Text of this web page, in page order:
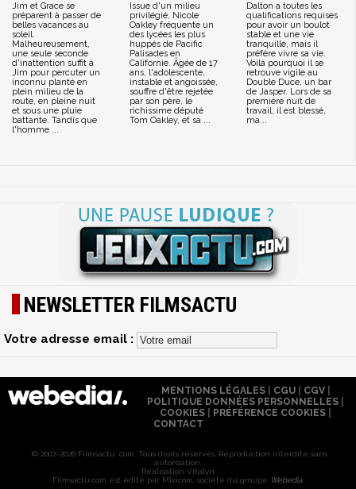
Jim et Grace se
préparent à passer de
belles vacances au
soleil.
Malheureusement,
une seule seconde
d'inattention suffit à
Jim pour percuter un
inconnu planté en
plein milieu de la
route, en pleine nuit
et sous une pluie
battante. Tandis que
l'homme ...
Issue d'un milieu
privilégié, Nicole
Oakley fréquente un
des lycées les plus
huppés de Pacific
Palisades en
Californie. Âgée de 17
ans, l'adolescente,
instable et angoissée,
souffre d'être rejetée
par son père, le
richissime député
Tom Oakley, et sa ...
Dalton a toutes les
qualifications requises
pour avoir un boulot
stable et une vie
tranquille, mais il
préfère vivre sa vie.
Voilà pourquoi il se
retrouve vigile au
Double Duce, un bar
de Jasper. Lors de sa
première nuit de
travail, il est blessé,
ma...
NEWSLETTER FILMSACTU
Votre adresse email :
MENTIONS LÉGALES| CGU| CGV|
POLITIQUE DONNÉES PERSONNELLES
COOKIES
PRÉFÉRENCE COOKIES
CONTACT
© 2007-2026 Filmsactu .com. Tous droits réservés. Reproduction interdite sans
autorisation.
Réalisation Vitalyn
Filmsactu .com est édité par Mixicom, société du groupe Webedia.